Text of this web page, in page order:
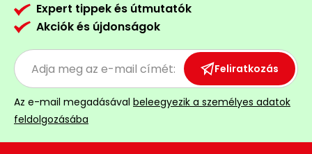
Expert tippek és útmutatók
Akciók és újdonságok
Feliratkozás
Az e-mail megadásával beleegyezik a személyes adatok
feldolgozásába